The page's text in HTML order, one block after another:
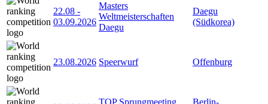
22.08 -
03.09.2026
Masters
Weltmeisterschaften
Daegu
Daegu
(Südkorea)
23.08.2026 Speerwurf Offenburg